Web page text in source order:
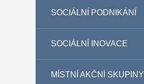
SOCIÁLNÍ PODNIKÁNÍ
SOCIÁLNÍ INOVACE
MÍSTNÍ AKČNÍ SKUPINY